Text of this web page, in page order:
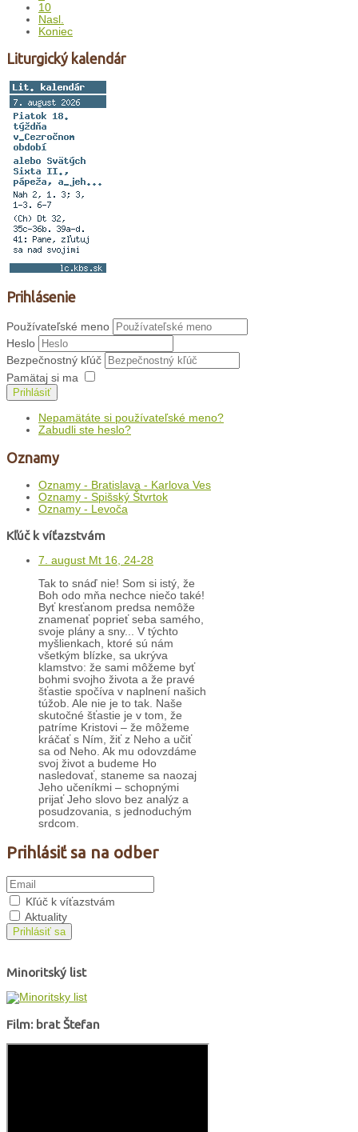
10
Nasl.
Koniec
Liturgický kalendár
Prihlásenie
Používateľské meno
Heslo
Bezpečnostný kľúč
Pamätaj si ma
Prihlásiť
Nepamätáte si používateľské meno?
Zabudli ste heslo?
Oznamy
Oznamy - Bratislava - Karlova Ves
Oznamy - Spišský Štvrtok
Oznamy - Levoča
Kľúč k víťazstvám
7. august Mt 16, 24-28
Tak to snáď nie! Som si istý, že
Boh odo mňa nechce niečo také!
Byť kresťanom predsa nemôže
znamenať poprieť seba samého,
svoje plány a sny... V týchto
myšlienkach, ktoré sú nám
všetkým blízke, sa ukrýva
klamstvo: že sami môžeme byť
bohmi svojho života a že pravé
šťastie spočíva v naplnení našich
túžob. Ale nie je to tak. Naše
skutočné šťastie je v tom, že
patríme Kristovi – že môžeme
kráčať s Ním, žiť z Neho a učiť
sa od Neho. Ak mu odovzdáme
svoj život a budeme Ho
nasledovať, staneme sa naozaj
Jeho učeníkmi – schopnými
prijať Jeho slovo bez analýz a
posudzovania, s jednoduchým
srdcom.
Prihlásiť sa na odber
Kľúč k víťazstvám
Aktuality
Prihlásiť sa
Minoritský list
Film: brat Štefan